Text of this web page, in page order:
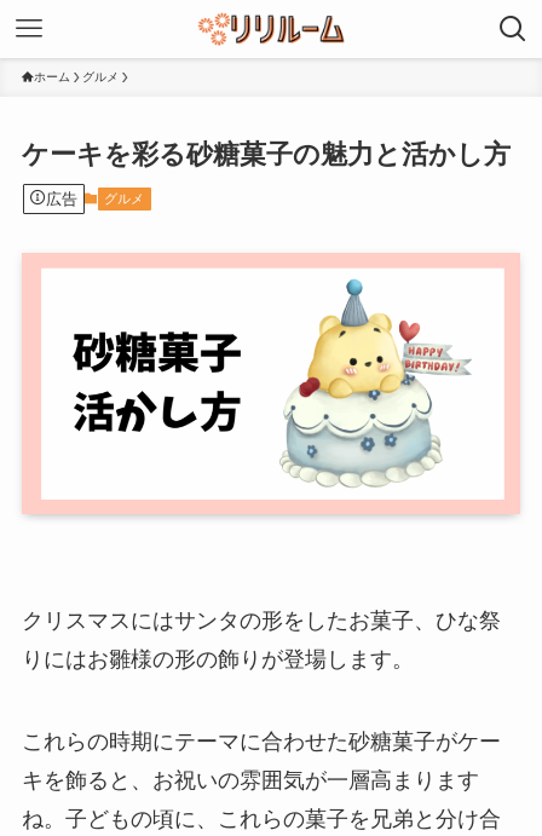
ホーム グルメ
ケーキを彩る砂糖菓子の魅力と活かし方
広告 グルメ
クリスマスにはサンタの形をしたお菓子、ひな祭
りにはお雛様の形の飾りが登場します。
これらの時期にテーマに合わせた砂糖菓子がケー
キを飾ると、お祝いの雰囲気が一層高まります
ね。子どもの頃に、これらの菓子を兄弟と分け合